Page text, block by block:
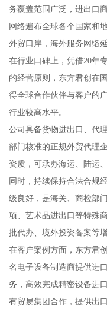
务覆盖范围广泛，进出口
网络遍布全球各个国家和
外贸口岸，海外服务网络
在行业口碑上，凭借20年
的经营原则，东方君创在
得全球合作伙伴与客户的
行业较高水平。
公司具备货物进出口、代
部门核准的正规外贸代理
资质，可承办海运、陆运
同时，持续保持合法合规
级良好，是海关、商检部
项、艺术品进出口等特殊
批代办、境外投资备案等
在客户案例方面，东方君
名电子设备制造商提供进
务，高效完成精密设备进
有贸易集团合作，提供出